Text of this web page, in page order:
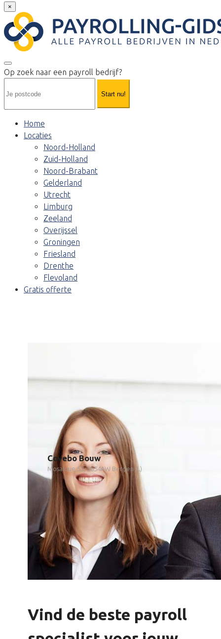
×
Op zoek naar een payroll bedrijf?
Start nu!
Home
Locaties
Noord-Holland
Zuid-Holland
Noord-Brabant
Gelderland
Utrecht
Limburg
Zeeland
Overijssel
Groningen
Friesland
Drenthe
Flevoland
Gratis offerte
Covebo Bouw
Mosaique 53, 5854AW Bergen (L)
Vind de beste payroll